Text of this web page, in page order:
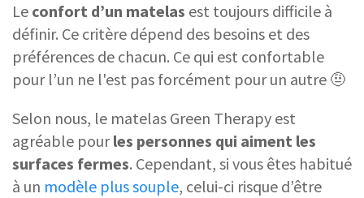
Le confort d’un matelas est toujours difficile à
définir. Ce critère dépend des besoins et des
préférences de chacun. Ce qui est confortable
pour l’un ne l'est pas forcément pour un autre 🤨
Selon nous, le matelas Green Therapy est
agréable pourles personnes qui aiment les
surfaces fermes. Cependant, si vous êtes habitué
à un modèle plus souple, celui-ci risque d’être